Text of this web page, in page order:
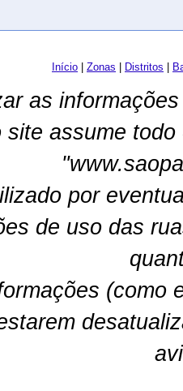
Início Zonas Distritos
as
site assume
por
de uso das
(como